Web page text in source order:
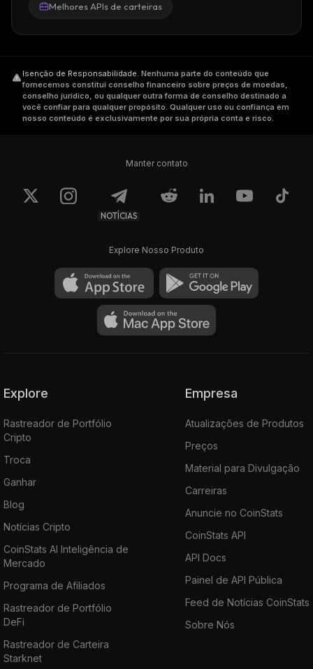
Melhores APIs de carteiras
Isenção de Responsabilidade. Nenhuma parte do conteúdo que
fornecemos constitui conselho financeiro sobre preços de moedas,
conselho jurídico, ou qualquer outra forma de conselho destinado a
você confiar para qualquer propósito. Qualquer uso ou confiança em
nosso conteúdo é exclusivamente por sua própria conta e risco.
Manter contato
NOTÍCIAS
Explore Nosso Produto
Explore
Rastreador de Portfólio
Cripto
Troca
Ganhar
Blog
Notícias Cripto
CoinStats AI Inteligência de
Mercado
Programa de Afiliados
Rastreador de Portfólio
DeFi
Rastreador de Carteira
Starknet
Empresa
Atualizações de Produtos
Preços
Material para Divulgação
Carreiras
Anuncie no CoinStats
CoinStats API
API Docs
Painel de API Pública
Feed de Notícias CoinStats
Sobre Nós